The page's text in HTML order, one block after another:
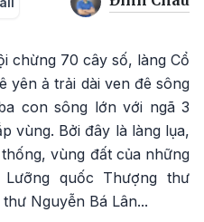
chừng 70 cây số, làng Cổ
yên ả trải dài ven đê sông
con sông lớn với ngã 3
vùng. Bởi đây là làng lụa,
vùng đất của những
quốc Thượng thư
Nguyễn Bá Lân...